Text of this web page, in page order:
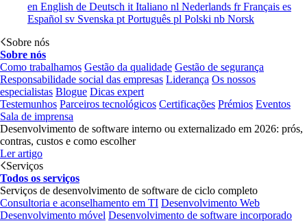
en English de Deutsch it Italiano nl Nederlands frFrançais es
Español sv Svenska pt Português pl Polski nb Norsk
Sobre nós
Sobre nós
Como trabalhamos Gestão da qualidade Gestão de segurança
Responsabilidade social das empresas Liderança Os nossos
especialistas Blogue Dicas expert
Testemunhos Parceiros tecnológicos Certificações Prémios Eventos
Sala de imprensa
Desenvolvimento de software interno ou externalizado em 2026: prós,
contras, custos e como escolher
Ler artigo
Serviços
Todos os serviços
Serviços de desenvolvimento de software de ciclo completo
Consultoria e aconselhamento em TI Desenvolvimento Web
Desenvolvimento móvel Desenvolvimento de software incorporado